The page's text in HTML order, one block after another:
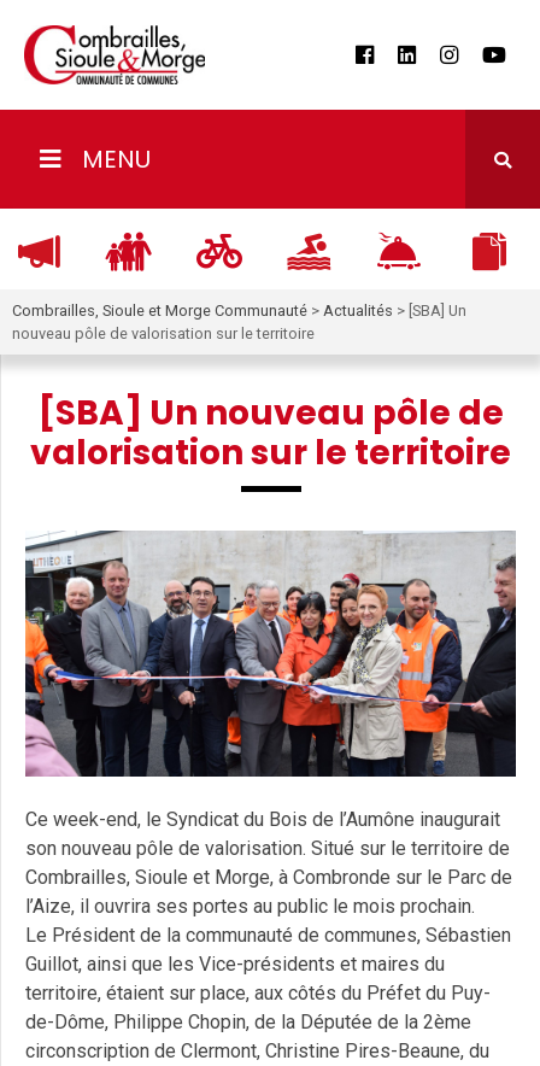
MENU
Combrailles, Sioule et Morge Communauté > Actualités > [SBA] Un
nouveau pôle de valorisation sur le territoire
[SBA] Un nouveau pôle de
valorisation sur le territoire
Ce week-end, le Syndicat du Bois de l’Aumône inaugurait
son nouveau pôle de valorisation. Situé sur le territoire de
Combrailles, Sioule et Morge, à Combronde sur le Parc de
l’Aize, il ouvrira ses portes au public le mois prochain.
Le Président de la communauté de communes, Sébastien
Guillot, ainsi que les Vice-présidents et maires du
territoire, étaient sur place, aux côtés du Préfet du Puy-
de-Dôme, Philippe Chopin, de la Députée de la 2ème
circonscription de Clermont, Christine Pires-Beaune, du